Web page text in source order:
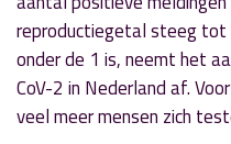
« Vorig nieuwsbericht
Snoeiboot voert
1 maart 2021
reproductiegetal steeg tot
onder de 1 is, neemt het
CoV-2 in Nederland af.
veel meer mensen zich